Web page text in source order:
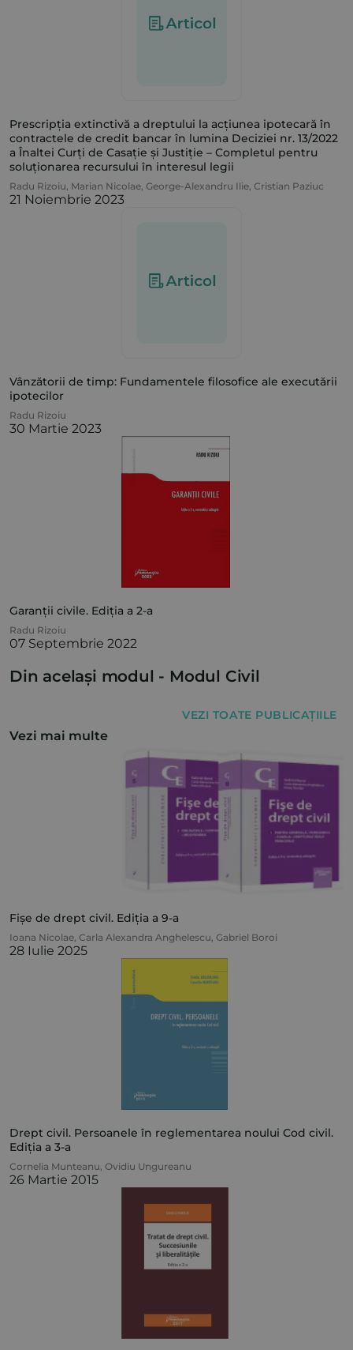
Prescripția extinctivă a dreptului la acțiunea ipotecară în
contractele de credit bancar în lumina Deciziei nr. 13/2022
a Înaltei Curți de Casație și Justiție – Completul pentru
soluționarea recursului în interesul legii
Radu Rizoiu, Marian Nicolae, George-Alexandru Ilie, Cristian Paziuc
21 Noiembrie 2023
Vânzătorii de timp: Fundamentele filosofice ale executării
ipotecilor
Radu Rizoiu
30 Martie 2023
Garanții civile. Ediția a 2-a
Radu Rizoiu
07 Septembrie 2022
Din același modul - Modul Civil
VEZI TOATE PUBLICAȚIILE
Vezi mai multe
Fișe de drept civil. Ediția a 9-a
Ioana Nicolae, Carla Alexandra Anghelescu, Gabriel Boroi
28 Iulie 2025
Drept civil. Persoanele în reglementarea noului Cod civil.
Ediția a 3-a
Cornelia Munteanu, Ovidiu Ungureanu
26 Martie 2015